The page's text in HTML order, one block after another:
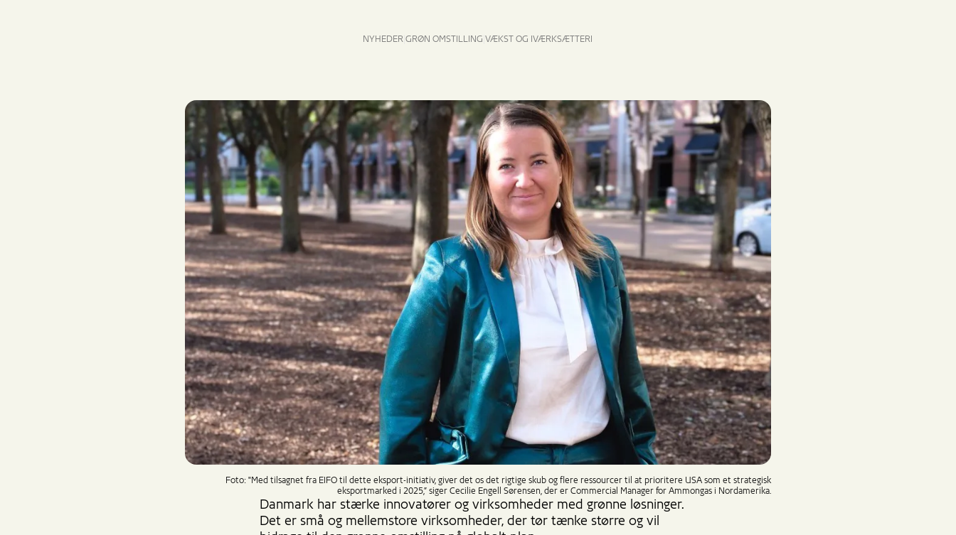
NYHEDER GRØN OMSTILLING VÆKST OG IVÆRKSÆTTERI
Foto: "Med tilsagnet fra EIFO til dette eksport-initiativ, giver det os det rigtige skub og flere ressourcer til at prioritere USA som et strategisk
eksportmarked i 2025,” siger Cecilie Engell Sørensen, der er Commercial Manager for Ammongas i Nordamerika.
Danmark har stærke innovatører og virksomheder med grønne løsninger.
Det er små og mellemstore virksomheder, der tør tænke større og vil